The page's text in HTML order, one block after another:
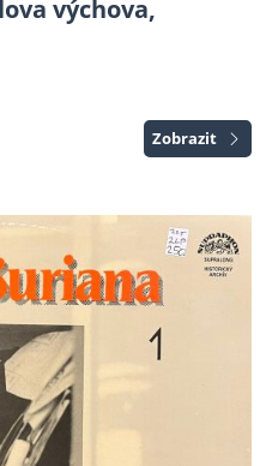
výchova,
Zobrazit